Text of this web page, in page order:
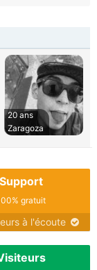
20 ans
Zaragoza
Support
gratuit
à l'écoute